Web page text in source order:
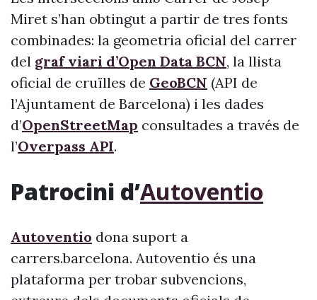
Miret s’han obtingut a partir de tres fonts
combinades: la geometria oficial del carrer
del graf viari d’Open Data BCN, la llista
oficial de cruïlles de GeoBCN (API de
l’Ajuntament de Barcelona) i les dades
d’OpenStreetMap consultades a través de
l’Overpass API.
Patrocini d’Autoventio
Autoventio dona suport a
carrers.barcelona. Autoventio és una
plataforma per trobar subvencions,